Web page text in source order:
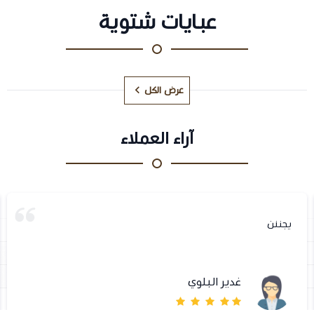
عبايات شتوية
عرض الكل
آراء العملاء
يجننن
غدير البلوي